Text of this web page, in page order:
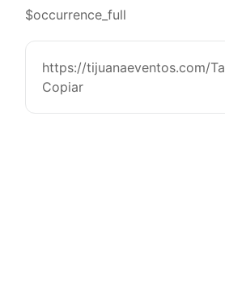
$occurrence_full
https://tijuanaeventos.com/
Copiar